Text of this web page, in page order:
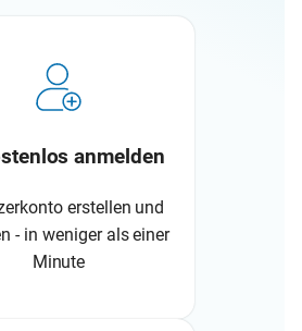
anmelden
erstellen und
- in weniger als einer
Minute